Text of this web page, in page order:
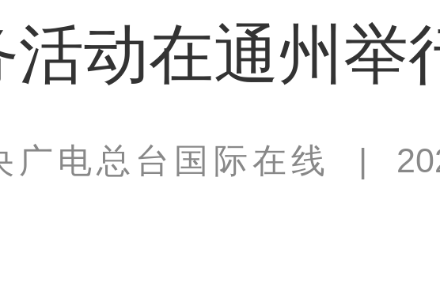
活动在通州举
广电总台国际在线 |